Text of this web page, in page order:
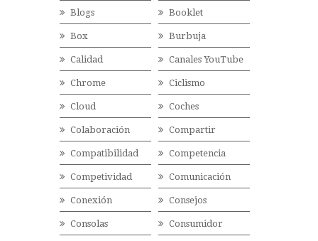
Blogs Booklet
Box Burbuja
Calidad Canales YouTube
Chrome Ciclismo
Cloud Coches
Colaboración Compartir
Compatibilidad Competencia
Competividad Comunicación
Conexión Consejos
Consolas Consumidor